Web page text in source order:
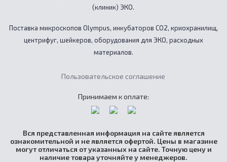
(клиник) ЭКО.
Поставка микроскопов Olympus, инкубаторов CO2, криохранилищ,
центрифуг, шейкеров, оборудования для ЭКО, расходных
материалов.
Пользовательское соглашение
Принимаем к оплате:
Вся представленная информация на сайте является
ознакомительной и не является офертой. Цены в магазине
могут отличаться от указанных на сайте. Точную цену и
наличие товара уточняйте у менеджеров.